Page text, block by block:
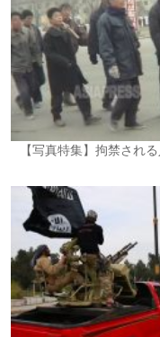
【写真特集】拘禁される